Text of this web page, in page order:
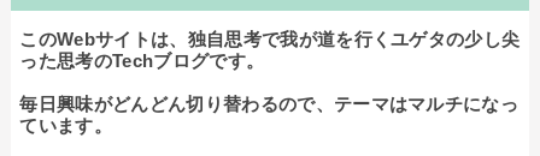
このWebサイトは、独自思考で我が道を行くユゲタの少し尖
った思考のTechブログです。
毎日興味がどんどん切り替わるので、テーマはマルチになっ
ています。